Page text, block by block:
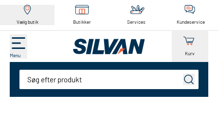
Vælg butik Butikker Services Kundeservice
Menu Kurv
Søg